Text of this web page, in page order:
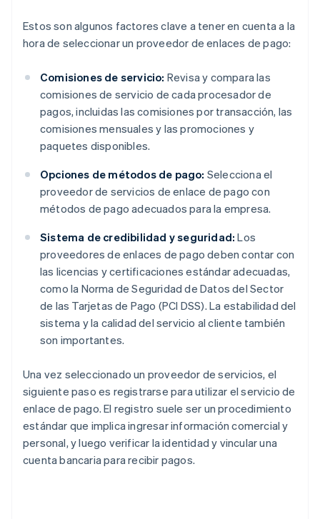
Estos son algunos factores clave a tener en cuenta a la
hora de seleccionar un proveedor de enlaces de pago:
Comisiones de servicio: Revisa y compara las
comisiones de servicio de cada procesador de
pagos, incluidas las comisiones por transacción, las
comisiones mensuales y las promociones y
paquetes disponibles.
Opciones de métodos de pago: Selecciona el
proveedor de servicios de enlace de pago con
métodos de pago adecuados para la empresa.
Sistema de credibilidad y seguridad: Los
proveedores de enlaces de pago deben contar con
las licencias y certificaciones estándar adecuadas,
como la Norma de Seguridad de Datos del Sector
de las Tarjetas de Pago (PCI DSS). La estabilidad del
sistema y la calidad del servicio al cliente también
son importantes.
Una vez seleccionado un proveedor de servicios, el
siguiente paso es registrarse para utilizar el servicio de
enlace de pago. El registro suele ser un procedimiento
estándar que implica ingresar información comercial y
personal, y luego verificar la identidad y vincular una
cuenta bancaria para recibir pagos.